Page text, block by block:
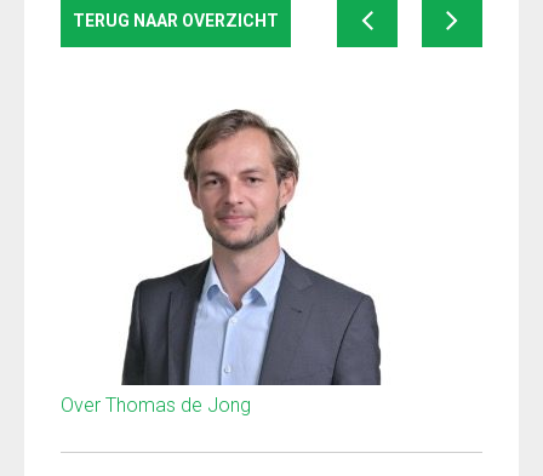
TERUG NAAR OVERZICHT
Over Thomas de Jong